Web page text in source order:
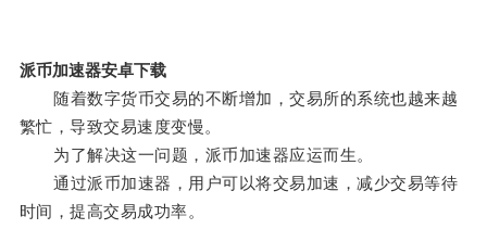
派币加速器安卓下载
随着数字货币交易的不断增加，交易所的系统也越来越
繁忙，导致交易速度变慢。
为了解决这一问题，派币加速器应运而生。
通过派币加速器，用户可以将交易加速，减少交易等待
时间，提高交易成功率。